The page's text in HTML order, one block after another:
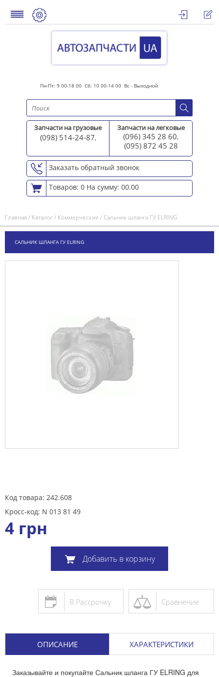
Пн-Пт: 9 00-18 00 Сб: 10 00-14 00 Вс - Выходной
Запчасти на грузовые
(098) 514-24-87,
Запчасти на легковые
(096) 345 28 60,
(095) 872 45 28
Заказать обратный звонок
Товаров: 0 На сумму: 00.00
Главная/ Каталог/ Коммерческие /Сальник шланга ГУ ELRING
САЛЬНИК ШЛАНГА ГУ ELRING
Код товара: 242.608
Кросс-код: N 013 81 49
4 грн
Добавить в корзину
Сравнение
В Рассрочку
ОПИСАНИЕ ХАРАКТЕРИСТИКИ
Заказывайте и покупайте Сальник шланга ГУ ELRING для